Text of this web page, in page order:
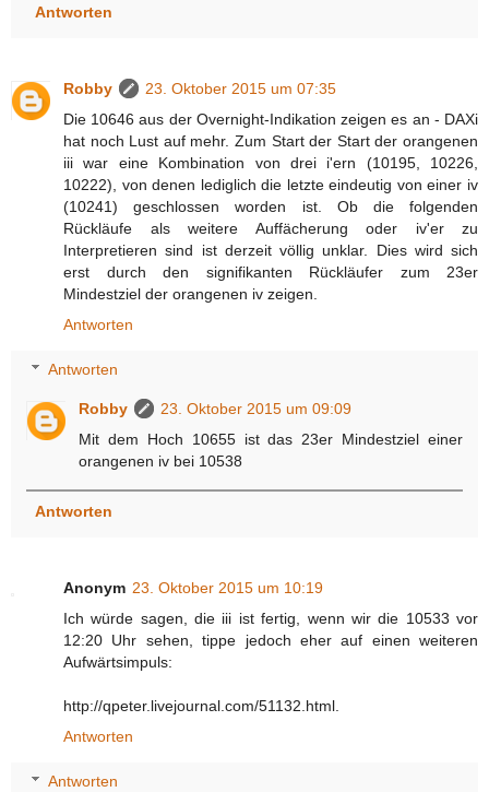
Antworten
Robby
23. Oktober 2015 um 07:35
Die 10646 aus der Overnight-Indikation zeigen es an - DAXi
hat noch Lust auf mehr. Zum Start der Start der orangenen
iii war eine Kombination von drei i'ern (10195, 10226,
10222), von denen lediglich die letzte eindeutig von einer iv
(10241) geschlossen worden ist. Ob die folgenden
Rückläufe als weitere Auffächerung oder iv'er zu
Interpretieren sind ist derzeit völlig unklar. Dies wird sich
erst durch den signifikanten Rückläufer zum 23er
Mindestziel der orangenen iv zeigen.
Antworten
Antworten
Robby
23. Oktober 2015 um 09:09
Mit dem Hoch 10655 ist das 23er Mindestziel einer
orangenen iv bei 10538
Antworten
Anonym 23. Oktober 2015 um 10:19
Ich würde sagen, die iii ist fertig, wenn wir die 10533 vor
12:20 Uhr sehen, tippe jedoch eher auf einen weiteren
Aufwärtsimpuls:
http://qpeter.livejournal.com/51132.html.
Antworten
Antworten